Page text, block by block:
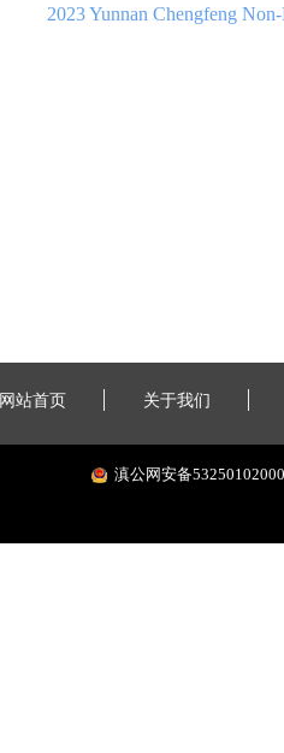
2023 Yunnan Chengfeng
网站首页 关于我们
滇公网安备